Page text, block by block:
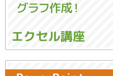
エクセル講座